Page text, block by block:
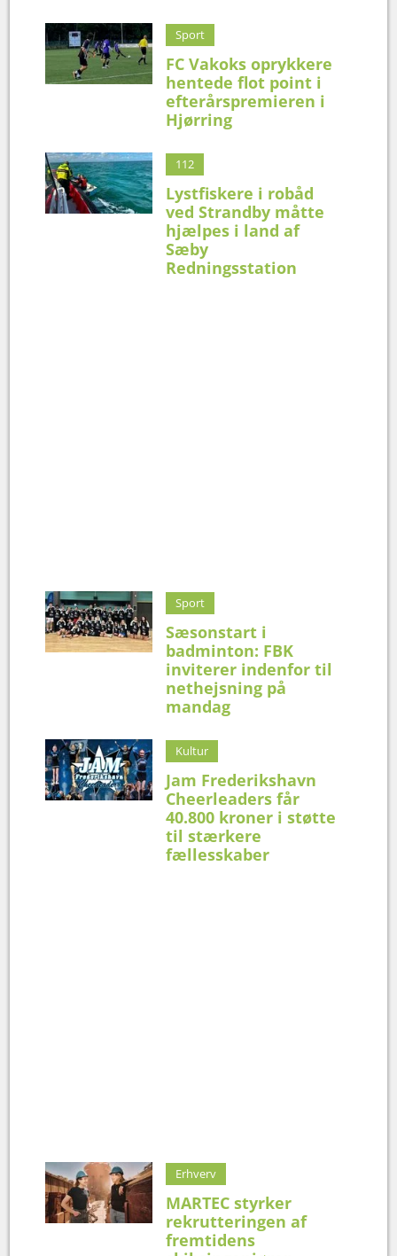
Sport
FC Vakoks oprykkere
hentede flot point i
efterårspremieren i
Hjørring
112
Lystfiskere i robåd
ved Strandby måtte
hjælpes i land af
Sæby
Redningsstation
Sport
Sæsonstart i
badminton: FBK
inviterer indenfor til
nethejsning på
mandag
Kultur
Jam Frederikshavn
Cheerleaders får
40.800 kroner i støtte
til stærkere
fællesskaber
Erhverv
MARTEC styrker
rekrutteringen af
fremtidens